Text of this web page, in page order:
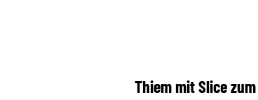
Thiem mit Slice